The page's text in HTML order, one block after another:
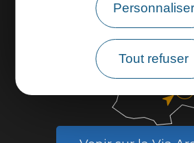
Personnaliser
Tout refuser